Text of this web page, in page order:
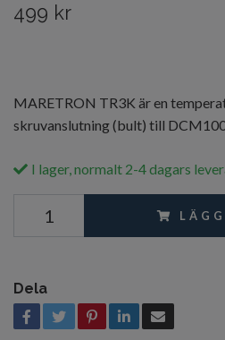
499 kr
MARETRON TR3K är en
skruvanslutning (bult) till
I lager, normalt 2-4 dagars
Dela